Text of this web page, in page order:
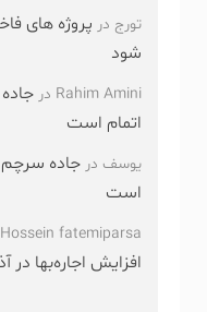
تورج در پروژه های
شود
Rahim Amini در
اتمام است
یوسف درجاده سرچم
است
Hossein fatemiparsa
افزایش اجاره‌بها